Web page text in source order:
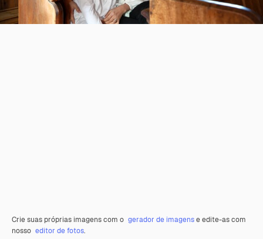
Crie suas próprias imagens com o gerador de imagense edite-as com
nosso editor de fotos.